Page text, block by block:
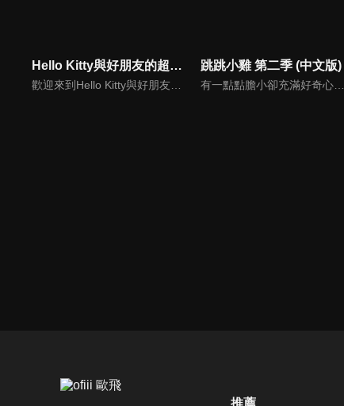
Hello Kitty與好朋友的超可愛大冒險S4(中文版)
歡迎來到Hello Kitty與好朋友的超可愛大冒險!與Hello Kitty, 大眼蛙, 酷企鵝, 美樂蒂, 布丁狗還有酷洛米, 準備和朋友們一起經歷有趣的冒險吧!
跳跳小雞 第二季 (中文版)
有一點點膽小卻充滿好奇心的"帶骨雞"，和總是用小跳步靠過來的舞蹈老師"小跳步青蛙老師"，以及其他具有獨特個性的夥伴們跳舞大活耀！在家裡和各種地方以「身體動了，心也舞動了起來♪」為主題。
推薦